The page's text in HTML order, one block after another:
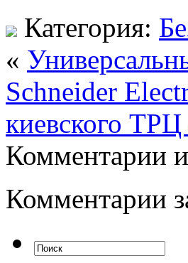
Категория:
«
Schneider
киевского
Комментарии
Комментарии